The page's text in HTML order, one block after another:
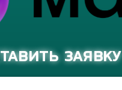
ЗАЯВКУ